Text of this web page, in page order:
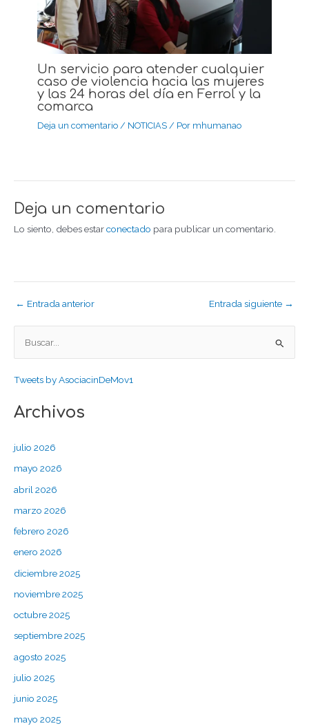
Un servicio para atender cualquier
caso de violencia hacia las mujeres
y las 24 horas del día en Ferrol y la
comarca
Deja un comentario / NOTICIAS / Por mhumanao
Deja un comentario
Lo siento, debes estarconectado para publicar un comentario.
← Entrada anterior Entrada siguiente →
s
a
o
r
:
Tweets by AsociacinDeMov1
Archivos
julio 2026
mayo 2026
abril 2026
marzo 2026
febrero 2026
enero 2026
diciembre 2025
noviembre 2025
octubre 2025
septiembre 2025
agosto 2025
julio 2025
junio 2025
mayo 2025